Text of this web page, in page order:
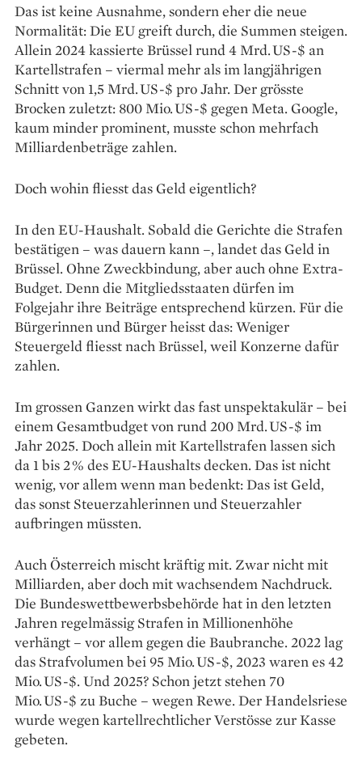
Das ist keine Ausnahme, sondern eher die neue
Normalität: Die EU greift durch, die Summen steigen.
Allein 2024 kassierte Brüssel rund 4 Mrd. US-$ an
Kartellstrafen – viermal mehr als im langjährigen
Schnitt von 1,5 Mrd. US-$ pro Jahr. Der grösste
Brocken zuletzt: 800 Mio. US-$ gegen Meta. Google,
kaum minder prominent, musste schon mehrfach
Milliardenbeträge zahlen.
Doch wohin fliesst das Geld eigentlich?
In den EU-Haushalt. Sobald die Gerichte die Strafen
bestätigen – was dauern kann –, landet das Geld in
Brüssel. Ohne Zweckbindung, aber auch ohne Extra-
Budget. Denn die Mitgliedsstaaten dürfen im
Folgejahr ihre Beiträge entsprechend kürzen. Für die
Bürgerinnen und Bürger heisst das: Weniger
Steuergeld fliesst nach Brüssel, weil Konzerne dafür
zahlen.
Im grossen Ganzen wirkt das fast unspektakulär – bei
einem Gesamtbudget von rund 200 Mrd. US-$ im
Jahr 2025. Doch allein mit Kartellstrafen lassen sich
da 1 bis 2 % des EU-Haushalts decken. Das ist nicht
wenig, vor allem wenn man bedenkt: Das ist Geld,
das sonst Steuerzahlerinnen und Steuerzahler
aufbringen müssten.
Auch Österreich mischt kräftig mit. Zwar nicht mit
Milliarden, aber doch mit wachsendem Nachdruck.
Die Bundeswettbewerbsbehörde hat in den letzten
Jahren regelmässig Strafen in Millionenhöhe
verhängt – vor allem gegen die Baubranche. 2022 lag
das Strafvolumen bei 95 Mio. US-$, 2023 waren es 42
Mio. US-$. Und 2025? Schon jetzt stehen 70
Mio. US-$ zu Buche – wegen Rewe. Der Handelsriese
wurde wegen kartellrechtlicher Verstösse zur Kasse
gebeten.